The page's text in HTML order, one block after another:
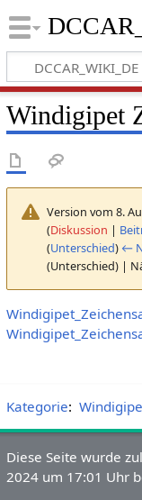
Windigipet
Version vom 8.
(Diskussion |
(Unterschied) ←
(Unterschied) |
Kategorie:
Diese Seite wurde
2024 um 17:01 Uhr